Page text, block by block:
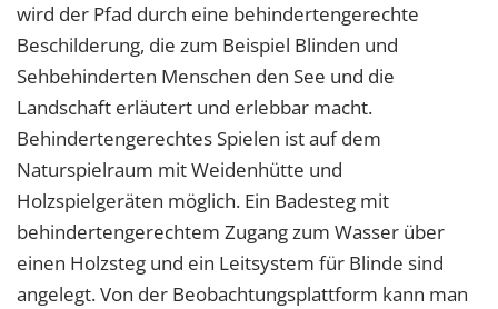
wird der Pfad durch eine behindertengerechte
Beschilderung, die zum Beispiel Blinden und
Sehbehinderten Menschen den See und die
Landschaft erläutert und erlebbar macht.
Behindertengerechtes Spielen ist auf dem
Naturspielraum mit Weidenhütte und
Holzspielgeräten möglich. Ein Badesteg mit
behindertengerechtem Zugang zum Wasser über
einen Holzsteg und ein Leitsystem für Blinde sind
angelegt. Von der Beobachtungsplattform kann man